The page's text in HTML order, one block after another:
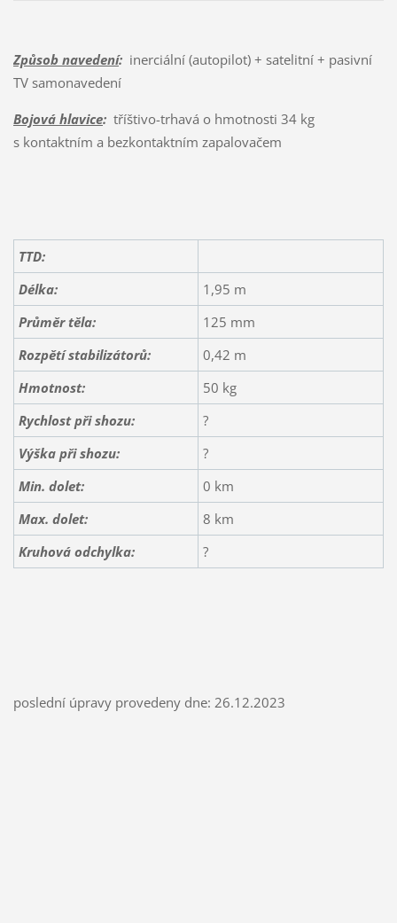
Způsob navedení:inerciální (autopilot) + satelitní + pasivní
TV samonavedení
Bojová hlavice:tříštivo-trhavá o hmotnosti 34 kg
s kontaktním a bezkontaktním zapalovačem
TTD:
Délka:
1,95 m
Průměr těla:
125 mm
Rozpětístabilizátorů:
0,42 m
Hmotnost:
50 kg
Rychlost při shozu:
?
Výška při shozu:
?
Min. dolet:
0 km
Max. dolet:
8 km
Kruhová odchylka:
?
poslední úpravy provedeny dne: 26.12.2023